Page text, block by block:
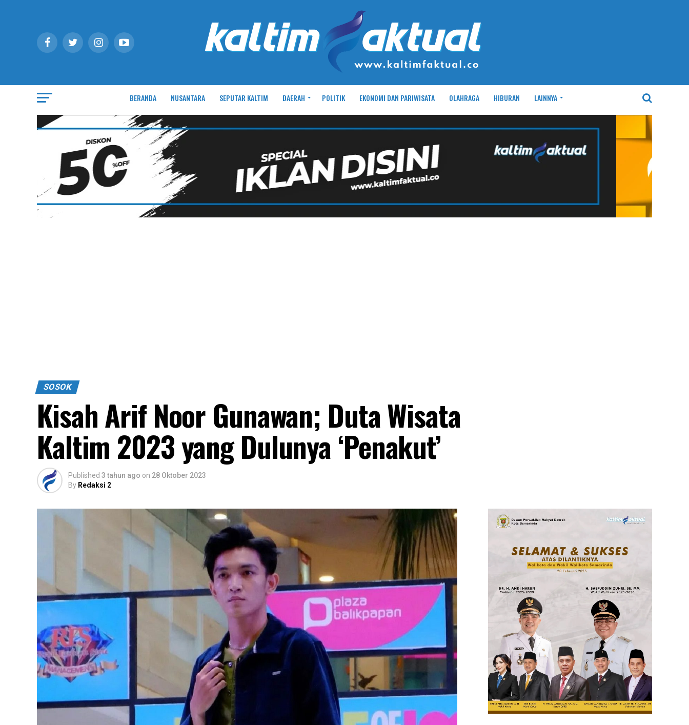
BERANDA NUSANTARA SEPUTAR KALTIM DAERAH POLITIK EKONOMI DAN PARIWISATA OLAHRAGA HIBURAN LAINNYA
SOSOK
Kisah Arif Noor Gunawan; Duta Wisata
Kaltim 2023 yang Dulunya ‘Penakut’
Published 3 tahun ago on 28 Oktober 2023
By Redaksi 2